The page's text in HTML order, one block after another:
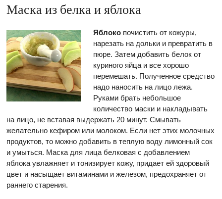
Маска из белка и яблока
Яблокопочистить от кожуры,
нарезать на дольки и превратить в
пюре. Затем добавить белок от
куриного яйца и все хорошо
перемешать. Полученное средство
надо наносить на лицо лежа.
Руками брать небольшое
количество маски и накладывать
на лицо, не вставая выдержать 20 минут. Смывать
желательно кефиром или молоком. Если нет этих молочных
продуктов, то можно добавить в теплую воду лимонный сок
и умыться. Маска для лица белковая с добавлением
яблока увлажняет и тонизирует кожу, придает ей здоровый
цвет и насыщает витаминами и железом, предохраняет от
раннего старения.